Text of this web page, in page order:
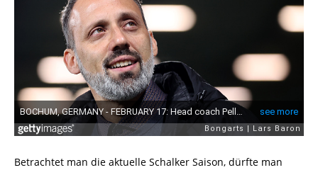
Betrachtet man die aktuelle Schalker Saison, dürfte man